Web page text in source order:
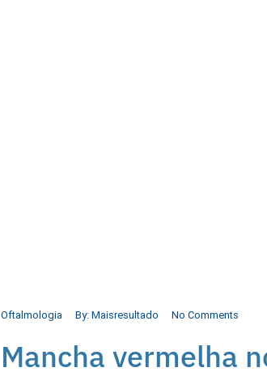
Oftalmologia By: Maisresultado No Comments
Mancha vermelha